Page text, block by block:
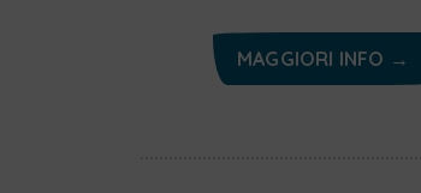
MAGGIORI INFO →